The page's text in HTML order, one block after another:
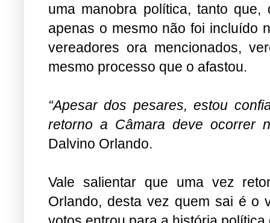
uma manobra política, tanto
apenas o mesmo não foi incluído
vereadores ora mencionados,
mesmo processo que o afastou.
“Apesar dos pesares, estou
retorno a Câmara deve ocorrer
Dalvino Orlando.
Vale salientar que uma vez
Orlando, desta vez quem sai é o